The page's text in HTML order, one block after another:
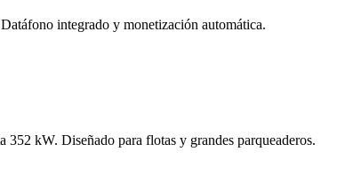
integrado y monetización automática.
352 kW. Diseñado para flotas y grandes parqueaderos.